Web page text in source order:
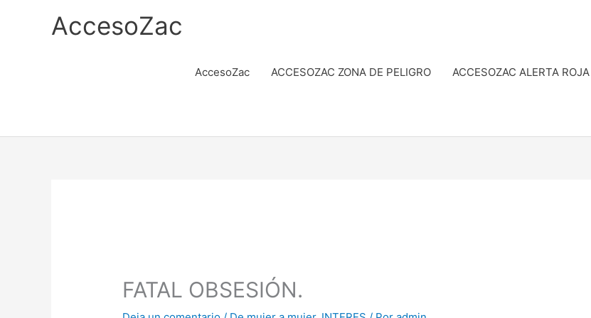
AccesoZac
AccesoZac ACCESOZAC ZONA DE PELIGRO ACCESOZAC ALERTA ROJA
FATAL OBSESIÓN.